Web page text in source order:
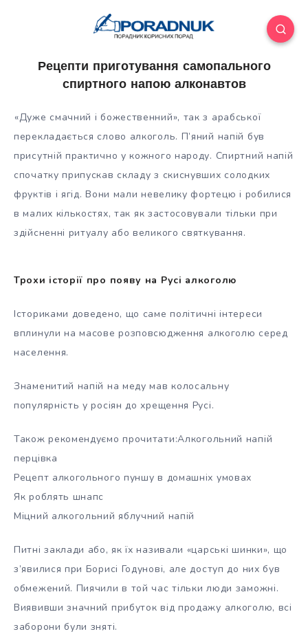
Рецепти приготування самопального
спиртного напою алконавтов
«Дуже смачний і божественний», так з арабської
перекладається слово алкоголь. П’яний напій був
присутній практично у кожного народу. Спиртний напій
спочатку припускав складу з скиснувших солодких
фруктів і ягід. Вони мали невелику фортецю і робилися
в малих кількостях, так як застосовували тільки при
здійсненні ритуалу або великого святкування.
Трохи історії про появу на Русі алкоголю
Істориками доведено, що саме політичні інтереси
вплинули на масове розповсюдження алкоголю серед
населення.
Знаменитий напій на меду мав колосальну
популярність у росіян до хрещення Русі.
Також рекомендуємо прочитати:Алкогольний напій
перцівка
Рецепт алкогольного пуншу в домашніх умовах
Як роблять шнапс
Міцний алкогольний яблучний напій
Питні заклади або, як їх називали «царські шинки», що
з’явилися при Борисі Годунові, але доступ до них був
обмежений. Пиячили в той час тільки люди заможні.
Виявивши значний прибуток від продажу алкоголю, всі
заборони були зняті.